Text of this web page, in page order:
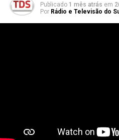
Publicado 1 mês atrás em
Por Rádio e Televisão do